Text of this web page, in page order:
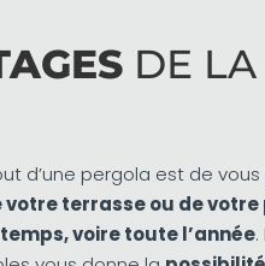
DE LA
d’une pergola est de
terrasse ou de
voire toute l’année